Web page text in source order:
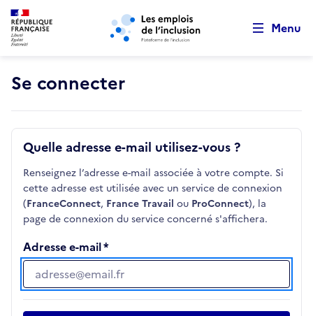
Aller au menu principal Aller au contenu principal
Menu
Se connecter
Quelle adresse e-mail utilisez-vous ?
Renseignez l’adresse e-mail associée à votre compte. Si
cette adresse est utilisée avec un service de connexion
(FranceConnect, France Travail ou ProConnect), la
page de connexion du service concerné s'affichera.
Adresse e-mail
Adresse e-mail
Retour au début de la page
Panneau de gestion des cookies